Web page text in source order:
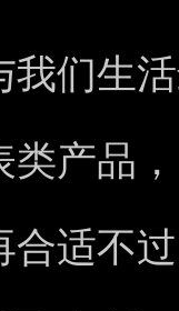
我们生
类产品
合适不